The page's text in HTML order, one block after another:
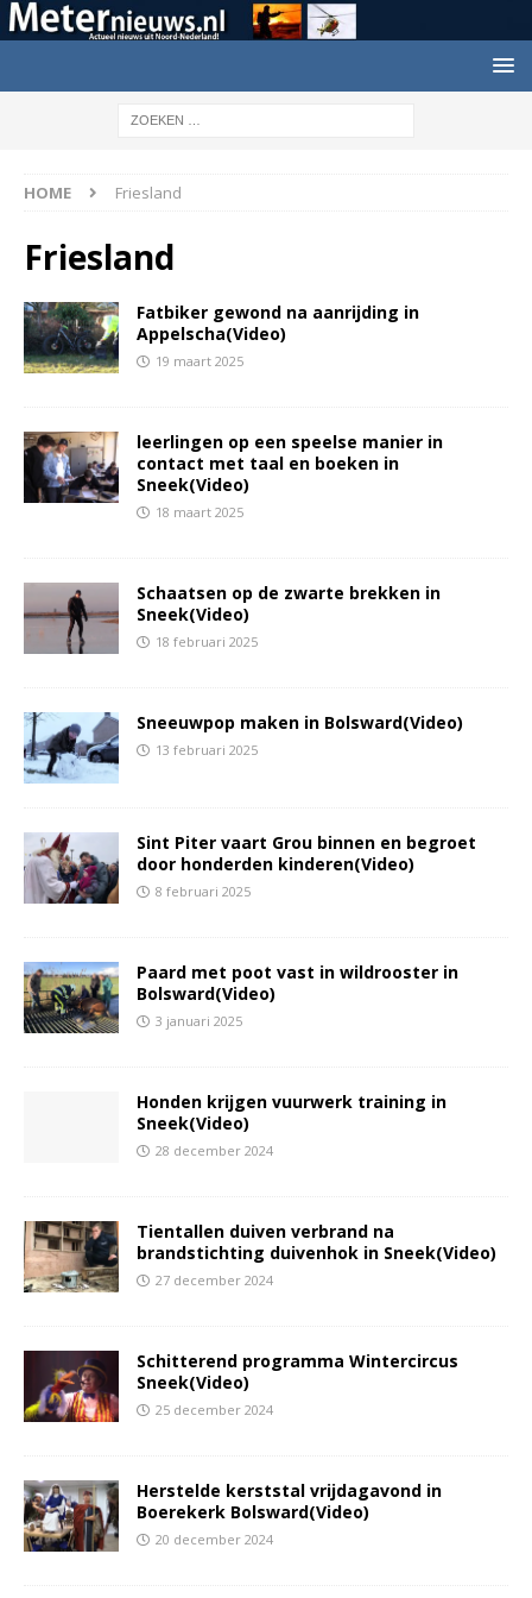
HOME Friesland
Friesland
Fatbiker gewond na aanrijding in
Appelscha(Video)
19 maart 2025
leerlingen op een speelse manier in
contact met taal en boeken in
Sneek(Video)
18 maart 2025
Schaatsen op de zwarte brekken in
Sneek(Video)
18 februari 2025
Sneeuwpop maken in Bolsward(Video)
13 februari 2025
Sint Piter vaart Grou binnen en begroet
door honderden kinderen(Video)
8 februari 2025
Paard met poot vast in wildrooster in
Bolsward(Video)
3 januari 2025
Honden krijgen vuurwerk training in
Sneek(Video)
28 december 2024
Tientallen duiven verbrand na
brandstichting duivenhok in Sneek(Video)
27 december 2024
Schitterend programma Wintercircus
Sneek(Video)
25 december 2024
Herstelde kerststal vrijdagavond in
Boerekerk Bolsward(Video)
20 december 2024